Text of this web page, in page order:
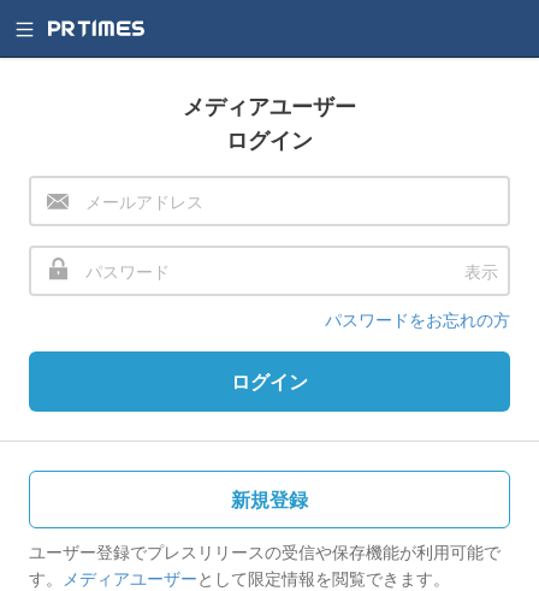
メディアユーザー
ログイン
表示
パスワードをお忘れの方
ログイン
新規登録
ユーザー登録でプレスリリースの受信や保存機能が利用可能で
す。 メディアユーザーとして限定情報を閲覧できます。